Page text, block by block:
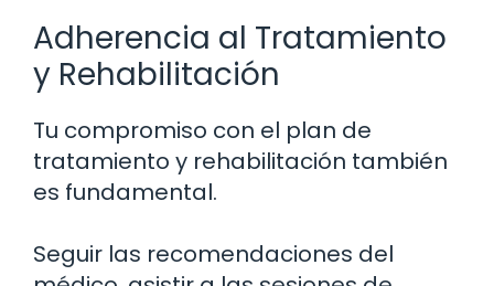
Adherencia al Tratamiento
y Rehabilitación
Tu compromiso con el plan de
tratamiento y rehabilitación también
es fundamental.
Seguir las recomendaciones del